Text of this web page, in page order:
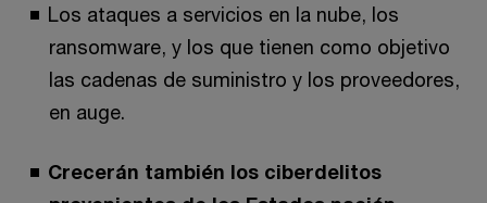
Los ataques a servicios en la nube, los
ransomware, y los que tienen como objetivo
las cadenas de suministro y los proveedores,
en auge.
Crecerán también los ciberdelitos